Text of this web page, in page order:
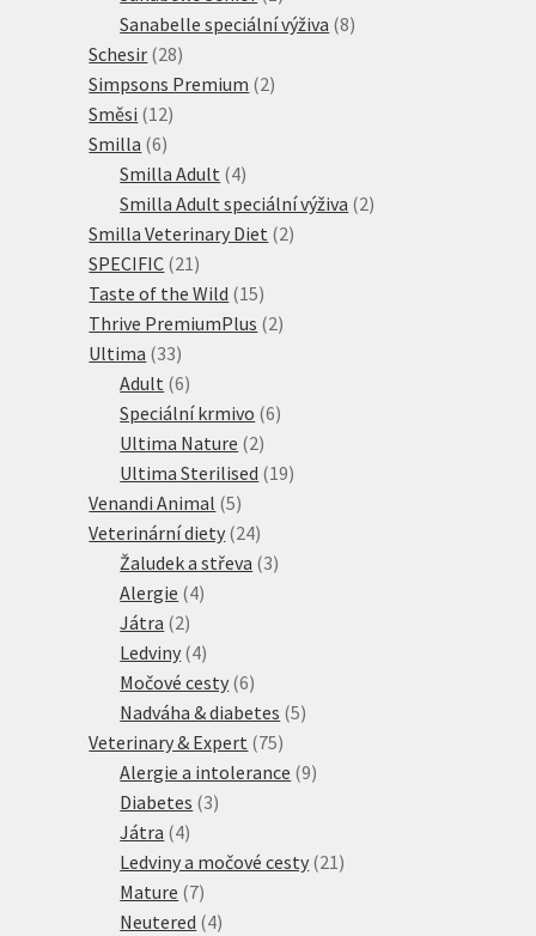
produkt
Sanabelle speciální výživa 88
Schesir 2828
produktů
Simpsons Premium 22
Směsi 1212
Smilla 66
produktů
Smilla Adult 44
produkty
Smilla Adult speciální výživa 22
Smilla Veterinary Diet 22
SPECIFIC 21 21
produktů
Taste of the Wild 1515
produktů
Thrive PremiumPlus 22
Ultima 3333
produktů
Adult 66
produktů
Speciální krmivo 66
Ultima Nature 22
produkty
Ultima Sterilised 1919
Venandi Animal 55
produktů
Veterinární diety 2424
produktů
Žaludek a střeva 33
Alergie 44
Játra 22
produkty
Ledviny 44
produkty
Močové cesty 66
produktů
Nadváha & diabetes 55
Veterinary & Expert 7575
produktů
Alergie a intolerance 99
Diabetes 33
Játra 44
produkty
Ledviny a močové cesty 21 21
Mature 77
produktů
Neutered 44